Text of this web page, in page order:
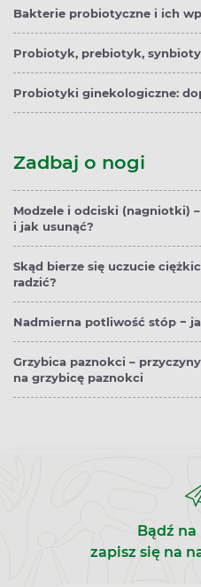
Bakterie probiotyczne i ich
Probiotyk, prebiotyk,
Probiotyki ginekologiczne:
Zadbaj o nogi
Modzele i odciski (nagniotki)
i jak usunąć?
Skąd bierze się uczucie
radzić?
Nadmierna potliwość stóp −
Grzybica paznokci –
na grzybicę paznokci
Bądź na
zapisz się na